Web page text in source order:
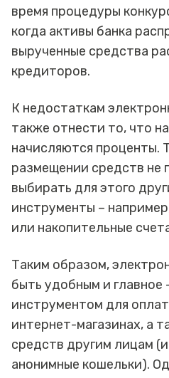
время процедуры
когда активы банка
вырученные средства
кредиторов.
К недостаткам
также отнести то, что
начисляются проценты.
размещении средств не
выбирать для этого
инструменты –
или накопительные
Таким образом,
быть удобным и главное
инструментом для
интернет-магазинах, а
средств другим лицам
анонимные кошельки).